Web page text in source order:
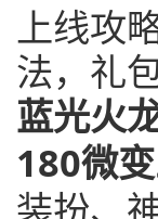
上线攻
法，礼
蓝光火
180微
装扮、